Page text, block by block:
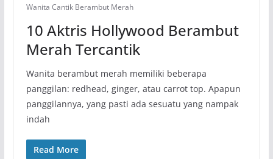
Wanita Cantik Berambut Merah
10 Aktris Hollywood Berambut
Merah Tercantik
Wanita berambut merah memiliki beberapa
panggilan: redhead, ginger, atau carrot top. Apapun
panggilannya, yang pasti ada sesuatu yang nampak
indah
Read More